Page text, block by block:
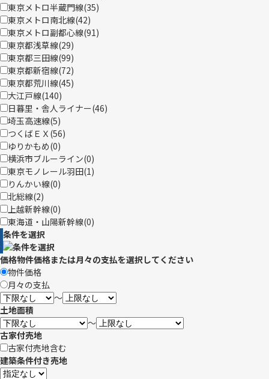
東京メトロ半蔵門線(35)
東京メトロ南北線(42)
東京メトロ副都心線(91)
東京都浅草線(29)
東京都三田線(99)
東京都新宿線(72)
東京都荒川線(45)
大江戸線(140)
日暮里・舎人ライナー(46)
埼玉高速線(5)
つくばＥＸ(56)
ゆりかもめ(0)
横浜市ブルーライン(0)
東京モノレール羽田(1)
りんかい線(0)
北総線(2)
上越新幹線(0)
東海道・山陽新幹線(0)
条件を選択
価格物件価格または月々の支払を選択してください
物件価格
月々の支払
〜
土地面積
〜
古家付売地
古家付売地含む
建築条件付き売地